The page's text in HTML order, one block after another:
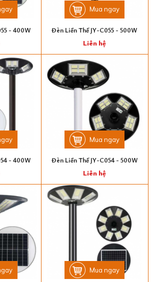
- 400W
Mua ngay
Đèn Liền Thể JY-C055 - 500W
Liên hệ
- 400W
Mua ngay
Đèn Liền Thể JY-C054 - 500W
Liên hệ
Mua ngay